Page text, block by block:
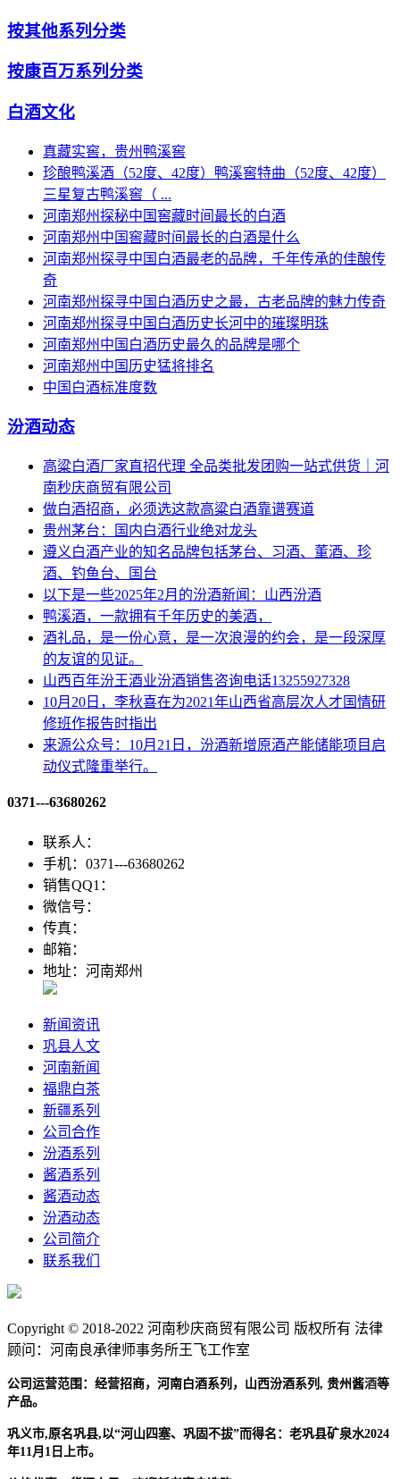
按其他系列分类
按康百万系列分类
白酒文化
真藏实窖，贵州鸭溪窖
珍酿鸭溪酒（52度、42度）鸭溪窖特曲（52度、42度）
三星复古鸭溪窖（ ...
河南郑州探秘中国窖藏时间最长的白酒
河南郑州中国窖藏时间最长的白酒是什么
河南郑州探寻中国白酒最老的品牌，千年传承的佳酿传
奇
河南郑州探寻中国白酒历史之最，古老品牌的魅力传奇
河南郑州探寻中国白酒历史长河中的璀璨明珠
河南郑州中国白酒历史最久的品牌是哪个
河南郑州中国历史猛将排名
中国白酒标准度数
汾酒动态
高粱白酒厂家直招代理 全品类批发团购一站式供货｜河
南秒庆商贸有限公司
做白酒招商，必须选这款高粱白酒靠谱赛道
贵州茅台​：国内白酒行业绝对龙头
遵义白酒产业的知名品牌包括茅台、习酒、董酒、珍
酒、钓鱼台、国台
以下是一些2025年2月的汾酒新闻：山西汾酒
鸭溪酒，一款拥有千年历史的美酒，
酒礼品，是一份心意，是一次浪漫的约会，是一段深厚
的友谊的见证。
山西百年汾王酒业汾酒销售咨询电话13255927328
10月20日，李秋喜在为2021年山西省高层次人才国情研
修班作报告时指出
来源公众号：10月21日，汾酒新增原酒产能储能项目启
动仪式隆重举行。
0371---63680262
联系人：
手机：0371---63680262
销售QQ1：
微信号：
传真：
邮箱：
地址：河南郑州
新闻资讯
巩县人文
河南新闻
福鼎白茶
新疆系列
公司合作
汾酒系列
酱酒系列
酱酒动态
汾酒动态
公司简介
联系我们
Copyright © 2018-2022 河南秒庆商贸有限公司 版权所有 法律
顾问：河南良承律师事务所王飞工作室
公司运营范围：经营招商，河南白酒系列，山西汾酒系列, 贵州酱酒等
产品。
巩义市,原名巩县,以“河山四塞、巩固不拔”而得名：老巩县矿泉水2024
年11月1日上市。